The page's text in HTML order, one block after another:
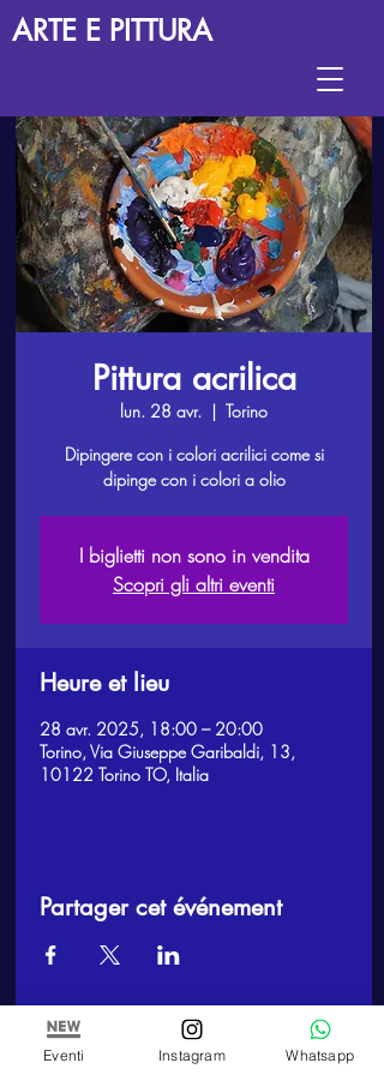
ARTE E PITTURA
Pittura acrilica
lun. 28 avr.
  |
Torino
Dipingere con i colori acrilici come si
dipinge con i colori a olio
I biglietti non sono in vendita
Scopri gli altri eventi
Heure et lieu
28 avr. 2025, 18:00 – 20:00
Torino, Via Giuseppe Garibaldi, 13,
10122 Torino TO, Italia
Partager cet événement
ARTE E PITTURA
Eventi Instagram Whatsapp